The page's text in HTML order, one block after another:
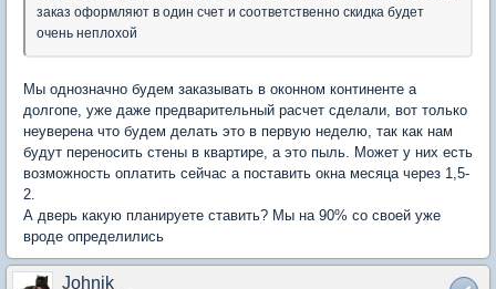
заказ оформляют в один счет и соответственно скидка будет
очень неплохой
Мы однозначно будем заказывать в оконном континенте а
долгопе, уже даже предварительный расчет сделали, вот только
неуверена что будем делать это в первую неделю, так как нам
будут переносить стены в квартире, а это пыль. Может у них есть
возможность оплатить сейчас а поставить окна месяца через 1,5-
2.
А дверь какую планируете ставить? Мы на 90% со своей уже
вроде определились
Johnik